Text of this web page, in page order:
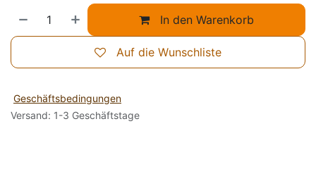
In den Warenkorb
Auf die Wunschliste
Geschäftsbedingungen
Versand: 1-3 Geschäftstage